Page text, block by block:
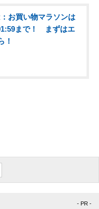
：お買い物マラソンは
まで！ まずはエ
！
- PR -